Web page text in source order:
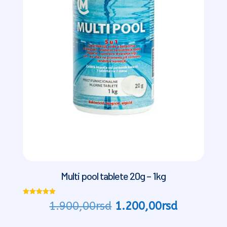
Multi pool tablete 20g – 1kg
1.900,00rsd Originalna
1.200,00rsdTrenutna